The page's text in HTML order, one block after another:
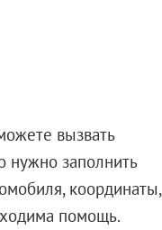
вызвать
нужно заполнить
координаты,
помощь.